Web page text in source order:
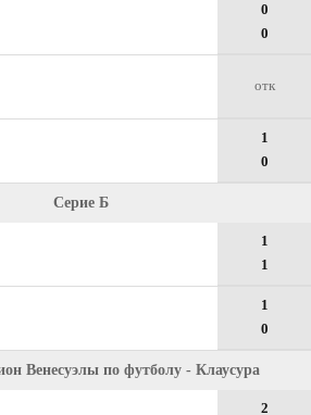
0
0
отк
1
0
Серие Б
1
1
1
0
Венесуэлы по футболу - Клаусура
2